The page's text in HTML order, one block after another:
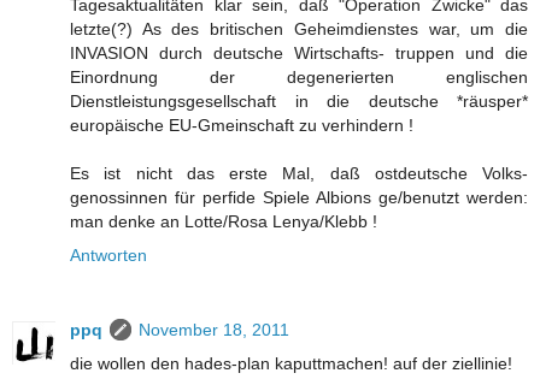
Tagesaktualitäten klar sein, daß "Operation Zwicke" das
letzte(?) As des britischen Geheimdienstes war, um die
INVASION durch deutsche Wirtschafts- truppen und die
Einordnung der degenerierten englischen
Dienstleistungsgesellschaft in die deutsche *räusper*
europäische EU-Gmeinschaft zu verhindern !
Es ist nicht das erste Mal, daß ostdeutsche Volks-
genossinnen für perfide Spiele Albions ge/benutzt werden:
man denke an Lotte/Rosa Lenya/Klebb !
Antworten
ppq
November 18, 2011
die wollen den hades-plan kaputtmachen! auf der ziellinie!